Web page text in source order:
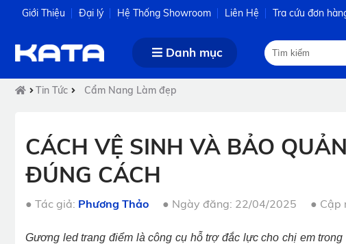
Giới Thiệu Đại lý Hệ Thống Showroom Liên Hệ Tra cứu đơn
Danh mục
Tin Tức Cẩm Nang Làm đẹp
CÁCH VỆ SINH VÀ BẢO
ĐÚNG CÁCH
● Tác giả: Phương Thảo ● Ngày đăng: 22/04/2025 ● Cập
Gương led trang điểm là công cụ hỗ trợ đắc lực cho chị em